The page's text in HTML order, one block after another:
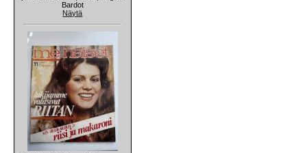
Bardot
Näytä